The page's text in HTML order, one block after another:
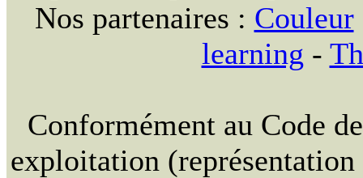
Nos partenaires : Couleur
learning -
Conformément au Code
exploitation